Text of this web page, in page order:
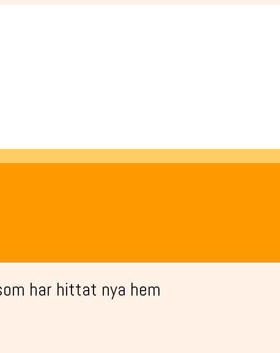
har hittat nya hem